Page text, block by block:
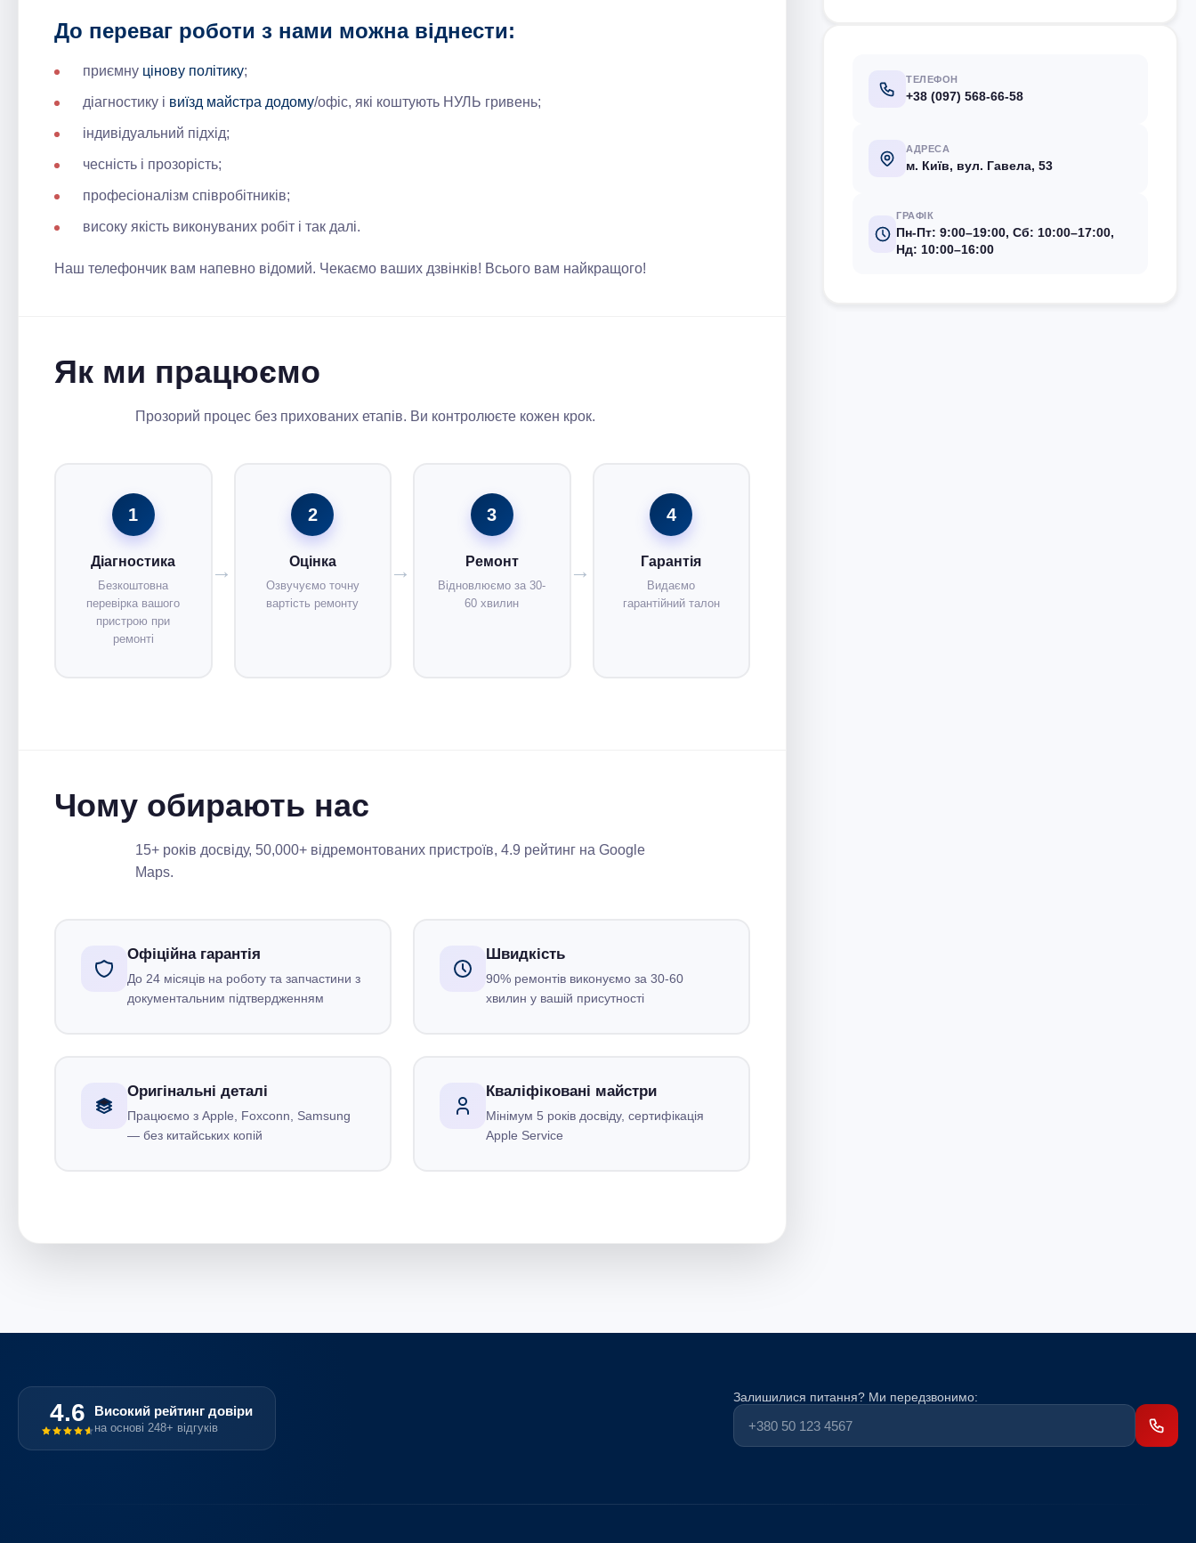
До переваг роботи з нами можна віднести:
приємну цінову політику;
діагностику і виїзд майстра додому/офіс, які коштують НУЛЬ гривень;
індивідуальний підхід;
чесність і прозорість;
професіоналізм співробітників;
високу якість виконуваних робіт і так далі.
Наш телефончик вам напевно відомий. Чекаємо ваших дзвінків! Всього вам найкращого!
Як ми працюємо
Прозорий процес без прихованих етапів. Ви контролюєте кожен крок.
1
Діагностика
Безкоштовна
перевірка вашого
пристрою при
ремонті
2
Оцінка
Озвучуємо точну
вартість ремонту
3
Ремонт
Відновлюємо за 30-
60 хвилин
4
Гарантія
Видаємо
гарантійний талон
Чому обирають нас
15+ років досвіду, 50,000+ відремонтованих пристроїв, 4.9 рейтинг на Google
Maps.
Офіційна гарантія
До 24 місяців на роботу та запчастини з
документальним підтвердженням
Швидкість
90% ремонтів виконуємо за 30-60
хвилин у вашій присутності
Оригінальні деталі
Працюємо з Apple, Foxconn, Samsung
— без китайських копій
Кваліфіковані майстри
Мінімум 5 років досвіду, сертифікація
Apple Service
ТЕЛЕФОН
+38 (097) 568-66-58
АДРЕСА
м. Київ, вул. Гавела, 53
ГРАФІК
Пн-Пт: 9:00–19:00, Сб: 10:00–17:00,
Нд: 10:00–16:00
4.6 Високий рейтинг довіри
на основі 248+ відгуків
Залишилися питання? Ми передзвонимо: